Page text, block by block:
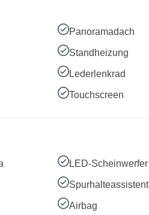
Panoramadach
Standheizung
Lederlenkrad
Touchscreen
LED-Scheinwerfer
Spurhalteassistent
Airbag